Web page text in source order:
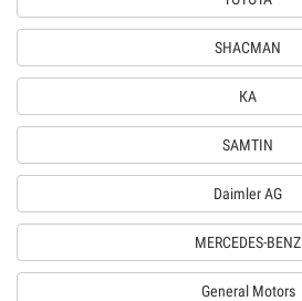
SHACMAN
КА
SAMTIN
Daimler AG
MERCEDES-BENZ
General Motors